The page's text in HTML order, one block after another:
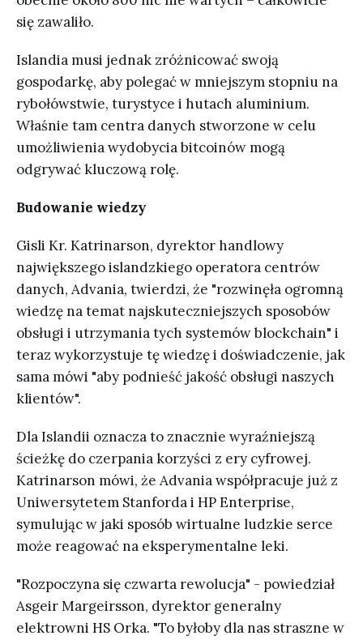
się zawaliło.
Islandia musi jednak zróżnicować swoją
gospodarkę, aby polegać w mniejszym stopniu na
rybołówstwie, turystyce i hutach aluminium.
Właśnie tam centra danych stworzone w celu
umożliwienia wydobycia bitcoinów mogą
odgrywać kluczową rolę.
Budowanie wiedzy
Gisli Kr. Katrinarson, dyrektor handlowy
największego islandzkiego operatora centrów
danych, Advania, twierdzi, że "rozwinęła ogromną
wiedzę na temat najskuteczniejszych sposobów
obsługi i utrzymania tych systemów blockchain" i
teraz wykorzystuje tę wiedzę i doświadczenie, jak
sama mówi "aby podnieść jakość obsługi naszych
klientów".
Dla Islandii oznacza to znacznie wyraźniejszą
ścieżkę do czerpania korzyści z ery cyfrowej.
Katrinarson mówi, że Advania współpracuje już z
Uniwersytetem Stanforda i HP Enterprise,
symulując w jaki sposób wirtualne ludzkie serce
może reagować na eksperymentalne leki.
"Rozpoczyna się czwarta rewolucja" - powiedział
Asgeir Margeirsson, dyrektor generalny
elektrowni HS Orka. "To byłoby dla nas straszne w